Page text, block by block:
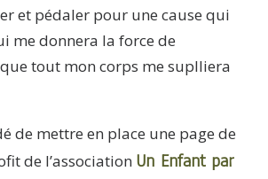
et pédaler pour une cause qui
me donnera la force de
tout mon corps me suplliera
de mettre en place une page de
de l’association Un Enfant par